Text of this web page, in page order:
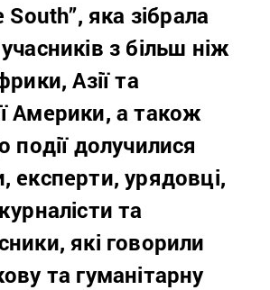
яка зібрала
з більш ніж
Азії та
Америки, а також
події долучилися
експерти, урядовці,
та
які говорили
та гуманітарну